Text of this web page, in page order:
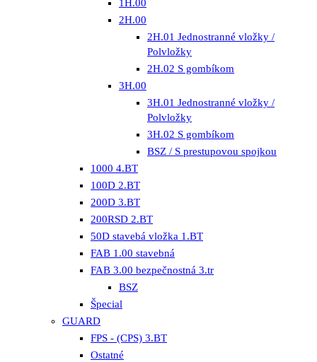
1H.00
2H.00
2H.01 Jednostranné vložky /
Polvložky
2H.02 S gombíkom
3H.00
3H.01 Jednostranné vložky /
Polvložky
3H.02 S gombíkom
BSZ / S prestupovou spojkou
1000 4.BT
100D 2.BT
200D 3.BT
200RSD 2.BT
50D stavebá vložka 1.BT
FAB 1.00 stavebná
FAB 3.00 bezpečnostná 3.tr
BSZ
Špecial
GUARD
FPS - (CPS) 3.BT
Ostatné